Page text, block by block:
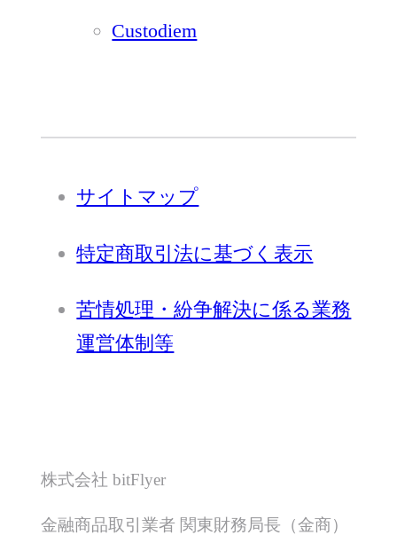
Custodiem
サイトマップ
特定商取引法に基づく表示
苦情処理・紛争解決に係る業務
運営体制等
株式会社 bitFlyer
金融商品取引業者 関東財務局長（金商）